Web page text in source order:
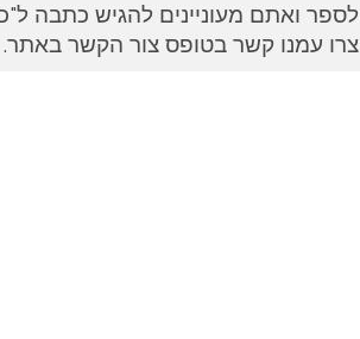
צרו עמנו קשר בטופס צור הקשר באתר.